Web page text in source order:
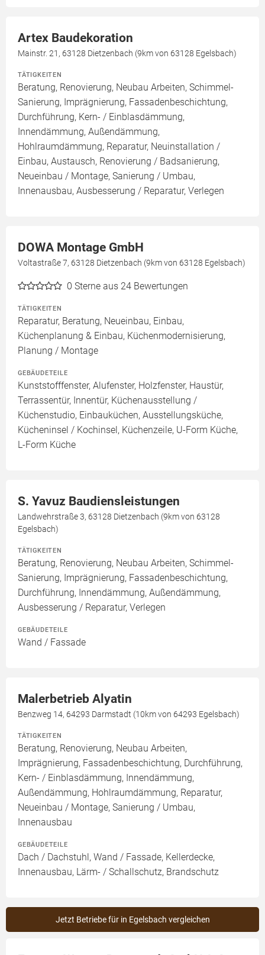
Artex Baudekoration
Mainstr. 21, 63128 Dietzenbach (9km von 63128 Egelsbach)
TÄTIGKEITEN
Beratung, Renovierung, Neubau Arbeiten, Schimmel-
Sanierung, Imprägnierung, Fassadenbeschichtung,
Durchführung, Kern- / Einblasdämmung,
Innendämmung, Außendämmung,
Hohlraumdämmung, Reparatur, Neuinstallation /
Einbau, Austausch, Renovierung / Badsanierung,
Neueinbau / Montage, Sanierung / Umbau,
Innenausbau, Ausbesserung / Reparatur, Verlegen
DOWA Montage GmbH
Voltastraße 7, 63128 Dietzenbach (9km von 63128 Egelsbach)
0 Sterne aus 24 Bewertungen
TÄTIGKEITEN
Reparatur, Beratung, Neueinbau, Einbau,
Küchenplanung & Einbau, Küchenmodernisierung,
Planung / Montage
GEBÄUDETEILE
Kunststofffenster, Alufenster, Holzfenster, Haustür,
Terrassentür, Innentür, Küchenausstellung /
Küchenstudio, Einbauküchen, Ausstellungsküche,
Kücheninsel / Kochinsel, Küchenzeile, U-Form Küche,
L-Form Küche
S. Yavuz Baudiensleistungen
Landwehrstraße 3, 63128 Dietzenbach (9km von 63128
Egelsbach)
TÄTIGKEITEN
Beratung, Renovierung, Neubau Arbeiten, Schimmel-
Sanierung, Imprägnierung, Fassadenbeschichtung,
Durchführung, Innendämmung, Außendämmung,
Ausbesserung / Reparatur, Verlegen
GEBÄUDETEILE
Wand / Fassade
Malerbetrieb Alyatin
Benzweg 14, 64293 Darmstadt (10km von 64293 Egelsbach)
TÄTIGKEITEN
Beratung, Renovierung, Neubau Arbeiten,
Imprägnierung, Fassadenbeschichtung, Durchführung,
Kern- / Einblasdämmung, Innendämmung,
Außendämmung, Hohlraumdämmung, Reparatur,
Neueinbau / Montage, Sanierung / Umbau,
Innenausbau
GEBÄUDETEILE
Dach / Dachstuhl, Wand / Fassade, Kellerdecke,
Innenausbau, Lärm- / Schallschutz, Brandschutz
Jetzt Betriebe für in Egelsbach vergleichen